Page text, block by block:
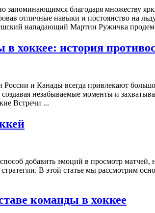
запоминающимся благодаря множеству
отличные навыки и постоянство на
нападающий Мартин Ружичка
в хоккее: история
и Канады всегда привлекают
создавая незабываемые моменты и
Встречи ...
добавить эмоций в просмотр
В этой статье мы рассмотрим
команды в хоккее